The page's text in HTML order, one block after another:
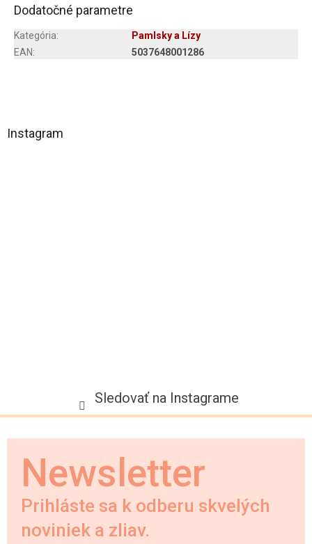
Dodatočné parametre
Kategória:
Pamlsky a Lízy
EAN: 5037648001286
á
Instagram
Sledovať na Instagrame
Newsletter
Prihláste sa k odberu skvelých
noviniek a zliav.